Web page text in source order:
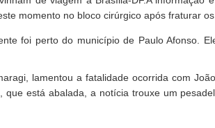
momento no bloco cirúrgico após fraturar os
foi perto do município de Paulo Afonso.
lamentou a fatalidade ocorrida com
que está abalada, a notícia trouxe um